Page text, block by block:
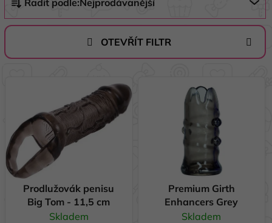
a
z
n
d
u
k
Řadit podle:Nejprodávanější
OTEVŘÍT FILTR
s
p
r
Prodlužovák penisu
Big Tom - 11,5 cm
Skladem
Premium Girth
Enhancers Grey
Skladem